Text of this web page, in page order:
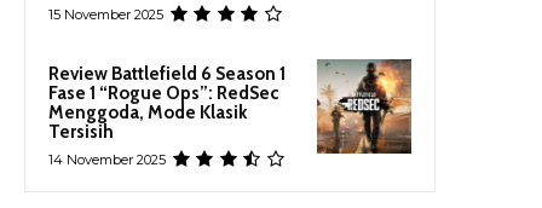
15 November 2025
Review Battlefield 6 Season 1
Fase 1 “Rogue Ops”: RedSec
Menggoda, Mode Klasik
Tersisih
14 November 2025